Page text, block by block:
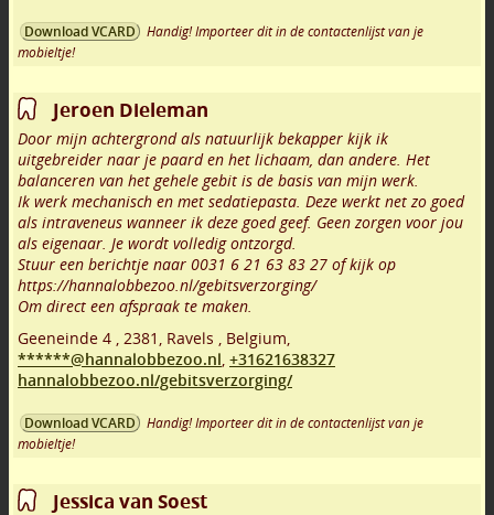
Download VCARD
Handig! Importeer dit in de contactenlijst van je
mobieltje!
Jeroen Dieleman
Door mijn achtergrond als natuurlijk bekapper kijk ik
uitgebreider naar je paard en het lichaam, dan andere. Het
balanceren van het gehele gebit is de basis van mijn werk.
Ik werk mechanisch en met sedatiepasta. Deze werkt net zo goed
als intraveneus wanneer ik deze goed geef. Geen zorgen voor jou
als eigenaar. Je wordt volledig ontzorgd.
Stuur een berichtje naar 0031 6 21 63 83 27 of kijk op
https://hannalobbezoo.nl/gebitsverzorging/
Om direct een afspraak te maken.
Geeneinde 4
2381 Ravels
Belgium,
******@hannalobbezoo.nl +31621638327
hannalobbezoo.nl/gebitsverzorging/
Download VCARD
Handig! Importeer dit in de contactenlijst van je
mobieltje!
Jessica van Soest